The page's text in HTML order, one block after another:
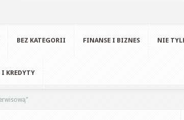
BEZ KATEGORII FINANSE I BIZNES NIE
KREDYTY